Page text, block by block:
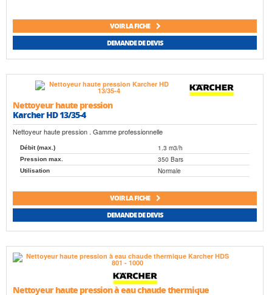
VOIR LA FICHE
DEMANDE DE DEVIS
Nettoyeur haute pression
Karcher HD 13/35-4
Nettoyeur haute pression . Gamme professionnelle
Débit (max.) 1.3 m3/h
Pression max. 350 Bars
Utilisation Normale
VOIR LA FICHE
DEMANDE DE DEVIS
Nettoyeur haute pression à eau chaude thermique